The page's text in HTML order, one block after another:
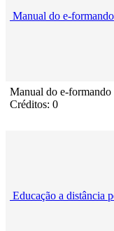
Manual do e-formando
Manual do e-
Créditos: 0
Educação a distância